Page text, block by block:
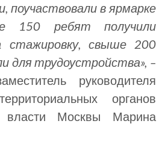
поучаствовали в ярмарке
150 ребят получили
стажировку, свыше 200
для трудоустройства», –
руководителя
органов
власти Москвы Марина